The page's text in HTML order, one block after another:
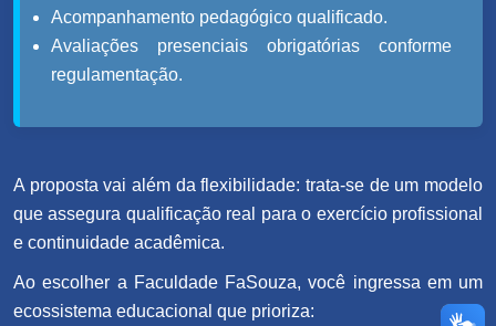
Acompanhamento pedagógico qualificado.
Avaliações presenciais obrigatórias conforme
regulamentação.
A proposta vai além da flexibilidade: trata-se de um modelo
que assegura qualificação real para o exercício profissional
e continuidade acadêmica.
Ao escolher a Faculdade FaSouza, você ingressa em um
ecossistema educacional que prioriza: